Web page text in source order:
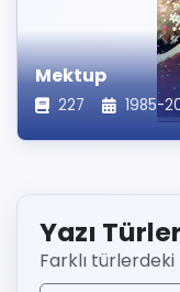
Mektup
227 1985-
Yazı
Farklı